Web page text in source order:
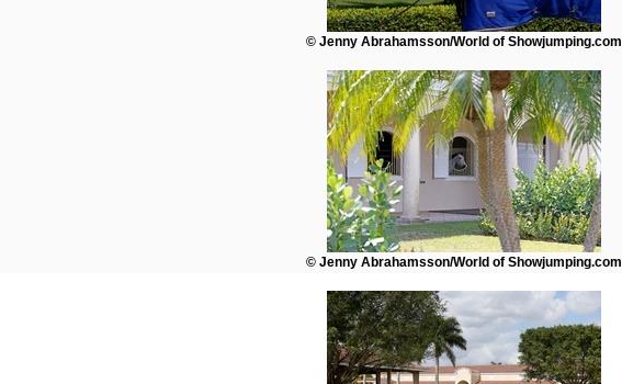
© Jenny Abrahamsson/World of Showjumping.com
© Jenny Abrahamsson/World of Showjumping.com